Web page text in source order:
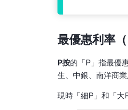
最優惠利率
P按的「P」指最優
生、中銀、南洋商
現時「細P」和「大